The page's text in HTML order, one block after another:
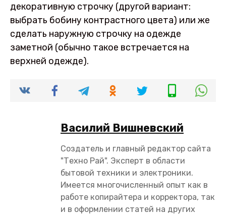
декоративную строчку (другой вариант:
выбрать бобину контрастного цвета) или же
сделать наружную строчку на одежде
заметной (обычно такое встречается на
верхней одежде).
Василий Вишневский
Создатель и главный редактор сайта
"Техно Рай". Эксперт в области
бытовой техники и электроники.
Имеется многочисленный опыт как в
работе копирайтера и корректора, так
и в оформлении статей на других